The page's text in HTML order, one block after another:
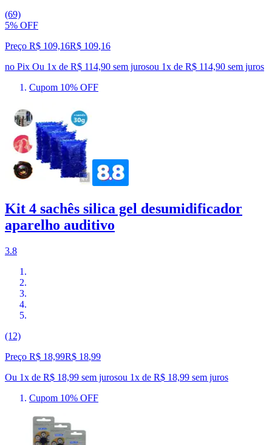
(69)
5% OFF
Preço R$ 109,16R$ 109,16
no Pix Ou 1x de R$ 114,90 sem jurosou 1x de R$ 114,90 sem juros
Cupom 10% OFF
Kit 4 sachês silica gel desumidificador
aparelho auditivo
3.8
(12)
Preço R$ 18,99R$ 18,99
Ou 1x de R$ 18,99 sem jurosou 1x de R$ 18,99 sem juros
Cupom 10% OFF